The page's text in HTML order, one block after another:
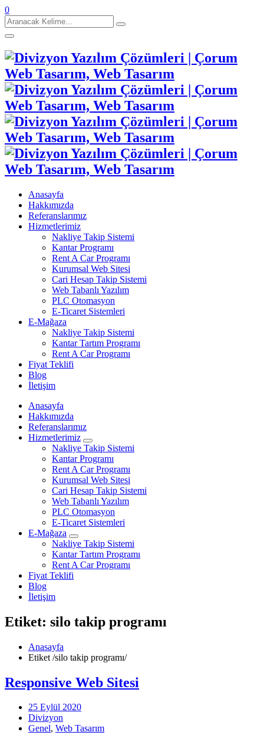
0
Aranacak
Kelime:
Anasayfa
Hakkımızda
Referanslarımız
Hizmetlerimiz
Nakliye Takip Sistemi
Kantar Programı
Rent A Car Programı
Kurumsal Web Sitesi
Cari Hesap Takip Sistemi
Web Tabanlı Yazılım
PLC Otomasyon
E-Ticaret Sistemleri
E-Mağaza
Nakliye Takip Sistemi
Kantar Tartım Programı
Rent A Car Programı
Fiyat Teklifi
Blog
İletişim
Anasayfa
Hakkımızda
Referanslarımız
Hizmetlerimiz
Nakliye Takip Sistemi
Kantar Programı
Rent A Car Programı
Kurumsal Web Sitesi
Cari Hesap Takip Sistemi
Web Tabanlı Yazılım
PLC Otomasyon
E-Ticaret Sistemleri
E-Mağaza
Nakliye Takip Sistemi
Kantar Tartım Programı
Rent A Car Programı
Fiyat Teklifi
Blog
İletişim
Etiket: silo takip programı
Anasayfa
Etiket /silo takip programı/
Responsive Web Sitesi
25 Eylül 2020
Divizyon
Genel, Web Tasarım